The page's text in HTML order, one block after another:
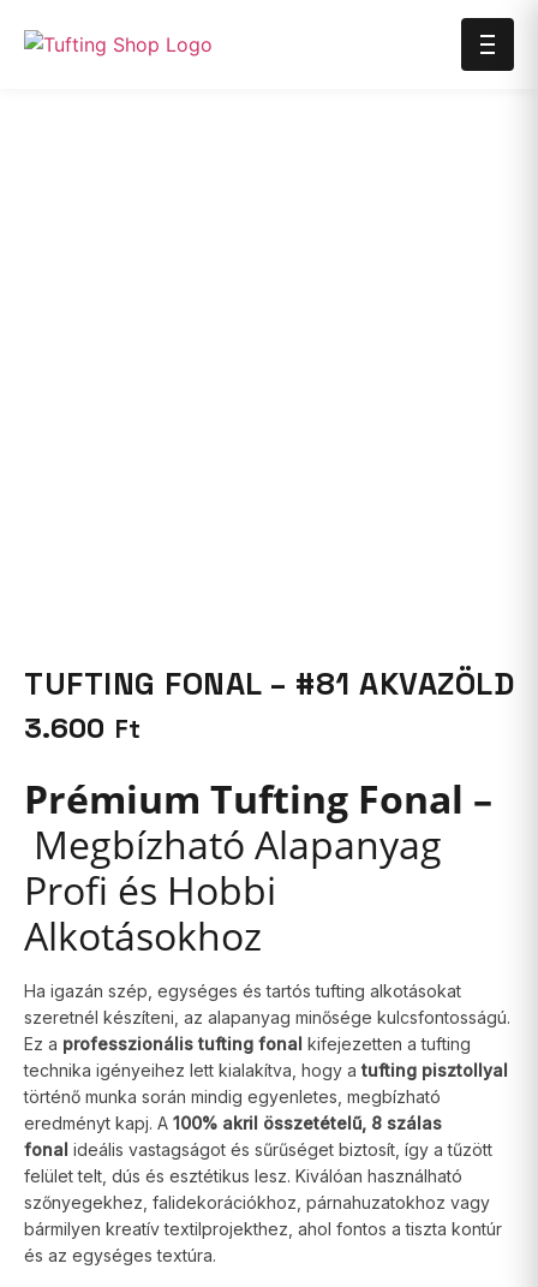
TUFTING FONAL – #81 AKVAZÖLD
3.600 Ft
Prémium Tufting Fonal –
Megbízható Alapanyag
Profi és Hobbi
Alkotásokhoz
Ha igazán szép, egységes és tartós tufting alkotásokat
szeretnél készíteni, az alapanyag minősége kulcsfontosságú.
Ez a professzionális tufting fonal kifejezetten a tufting
technika igényeihez lett kialakítva, hogy a tufting pisztollyal
történő munka során mindig egyenletes, megbízható
eredményt kapj. A 100% akril összetételű, 8 szálas
fonal ideális vastagságot és sűrűséget biztosít, így a tűzött
felület telt, dús és esztétikus lesz. Kiválóan használható
szőnyegekhez, falidekorációkhoz, párnahuzatokhoz vagy
bármilyen kreatív textilprojekthez, ahol fontos a tiszta kontúr
és az egységes textúra.